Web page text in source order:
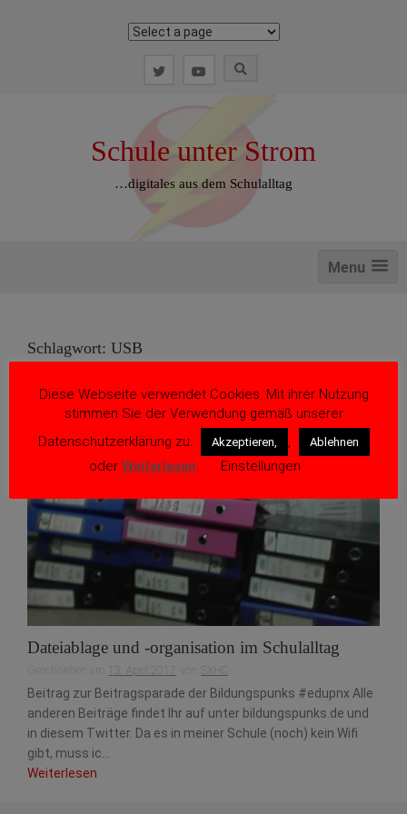
Schule unter Strom
…digitales aus dem Schulalltag
Menu
Schlagwort: USB
Dateiablage und -organisation im Schulalltag
Geschrieben am 13. April 2017 SXHC
Beitrag zur Beitragsparade der Bildungspunks #edupnx Alle
anderen Beiträge findet Ihr auf unter bildungspunks.de und
in diesem Twitter. Da es in meiner Schule (noch) kein Wifi
gibt, muss ic...
Weiterlesen
Diese Webseite verwendet Cookies. Mit ihrer Nutzung
stimmen Sie der Verwendung gemäß unserer
Datenschutzerklärung zu.
Akzeptieren, , Ablehnen
oder Weiterlesen. Einstellungen